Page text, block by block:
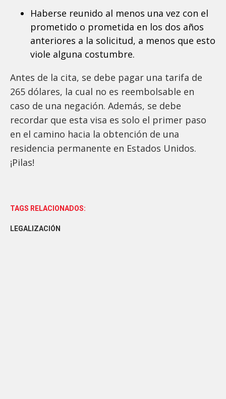
Haberse reunido al menos una vez con el
prometido o prometida en los dos años
anteriores a la solicitud, a menos que esto
viole alguna costumbre.
Antes de la cita, se debe pagar una tarifa de
265 dólares, la cual no es reembolsable en
caso de una negación. Además, se debe
recordar que esta visa es solo el primer paso
en el camino hacia la obtención de una
residencia permanente en Estados Unidos.
¡Pilas!
TAGS RELACIONADOS:
LEGALIZACIÓN